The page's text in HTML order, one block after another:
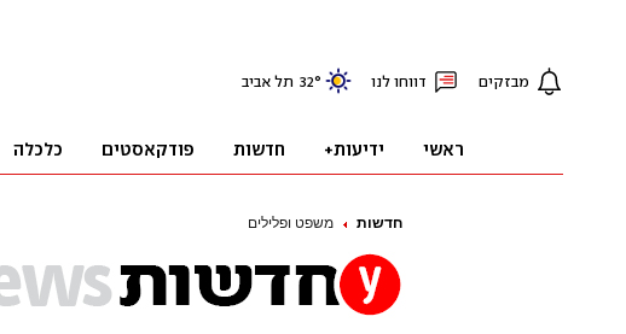
חדשות משפט ופלילים